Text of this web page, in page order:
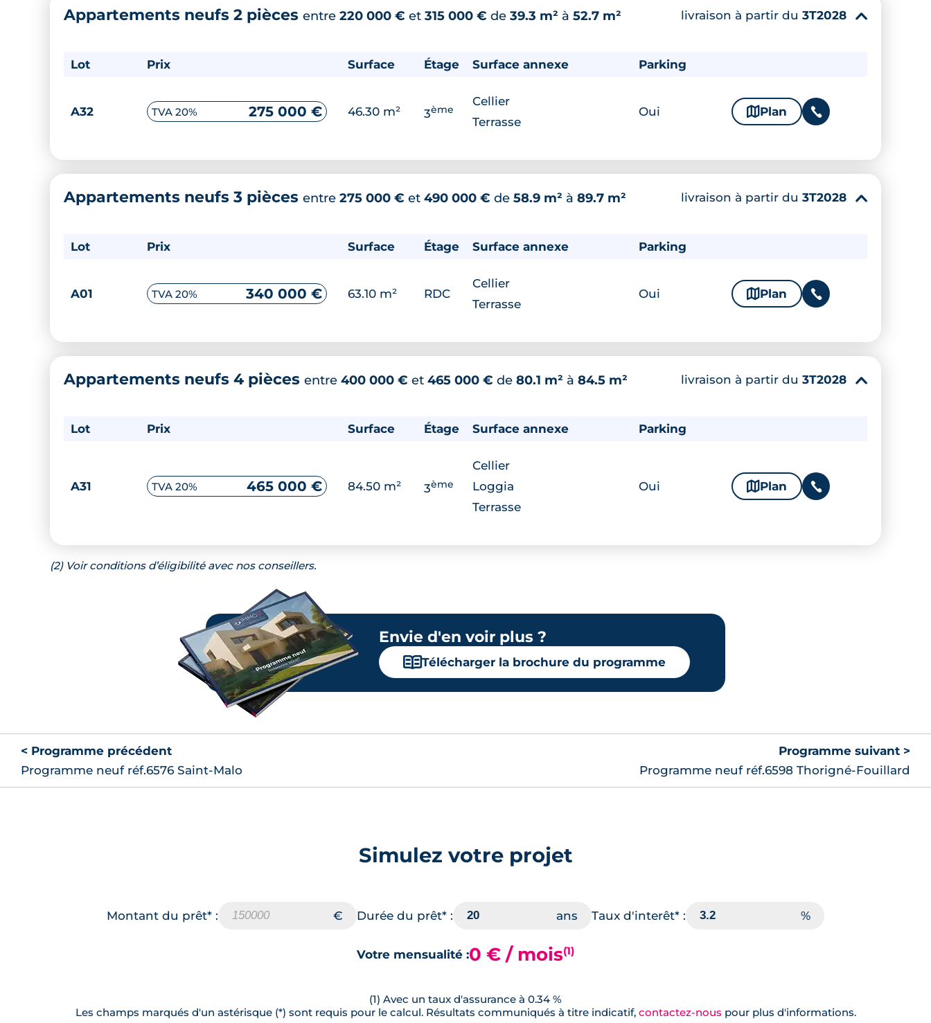
Appartements neufs 2 pièces entre 220 000 € et 315 000 € de 39.3 m² à 52.7 m² livraison à partir du 3T2028 ▾
Lot Prix Surface Étage Surface annexe Parking
A32 TVA 20% 275 000 € 46.30 m² 3ème
Cellier
Terrasse
Oui 🗞 Plan 📞
Appartements neufs 3 pièces entre 275 000 € et 490 000 € de 58.9 m² à 89.7 m² livraison à partir du 3T2028 ▾
Lot Prix Surface Étage Surface annexe Parking
A01 TVA 20% 340 000 € 63.10 m² RDC
Cellier
Terrasse
Oui 🗞 Plan 📞
Appartements neufs 4 pièces entre 400 000 € et 465 000 € de 80.1 m² à 84.5 m² livraison à partir du 3T2028 ▾
Lot Prix Surface Étage Surface annexe Parking
A31 TVA 20% 465 000 € 84.50 m² 3ème
Cellier
Loggia
Terrasse
Oui 🗞 Plan 📞
(2) Voir conditions d’éligibilité avec nos conseillers.
Envie d'en voir plus ?
📖Télécharger la brochure du programme
< Programme précédent
Programme neuf réf.6576 Saint-Malo
Programme suivant >
Programme neuf réf.6598 Thorigné-Fouillard
Simulez votre projet
Montant du prêt* : Durée du prêt* : Taux d'interêt* :
Votre mensualité :0 € / mois(1)
(1) Avec un taux d'assurance à 0.34 %
Les champs marqués d'un astérisque (*) sont requis pour le calcul. Résultats communiqués à titre indicatif, contactez-nous pour plus d'informations.